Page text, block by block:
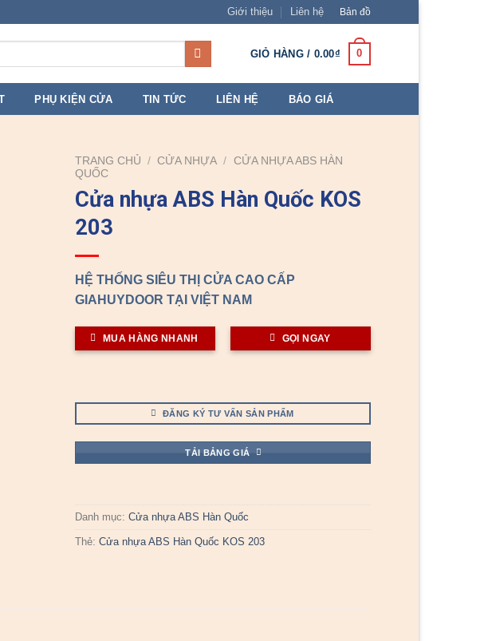
Giới thiệu Liên hệ Bản đồ
GIỎ HÀNG / 0.00₫ 0
PHỤ KIỆN CỬA TIN TỨC LIÊN HỆ BÁO GIÁ
TRANG CHỦ / CỬA NHỰA / CỬA NHỰA ABS HÀN
QUỐC
Cửa nhựa ABS Hàn Quốc KOS
203
HỆ THỐNG SIÊU THỊ CỬA CAO CẤP
GIAHUYDOOR TẠI VIỆT NAM
MUA HÀNG NHANH GỌI NGAY
ĐĂNG KÝ TƯ VẤN SẢN PHẨM
TẢI BẢNG GIÁ
Danh mục:Cửa nhựa ABS Hàn Quốc
Thẻ:Cửa nhựa ABS Hàn Quốc KOS 203